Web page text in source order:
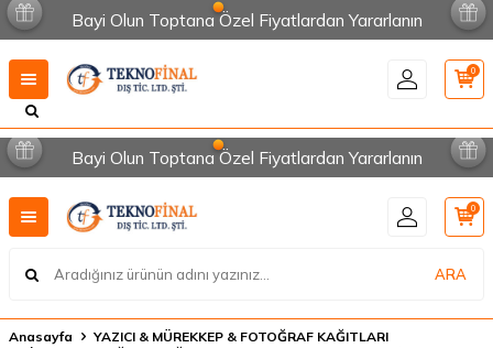
Bayi Olun Toptana Özel Fiyatlardan Yararlanın
0
Bayi Olun Toptana Özel Fiyatlardan Yararlanın
ARA
0
Anasayfa
YAZICI & MÜREKKEP & FOTOĞRAF KAĞITLARI